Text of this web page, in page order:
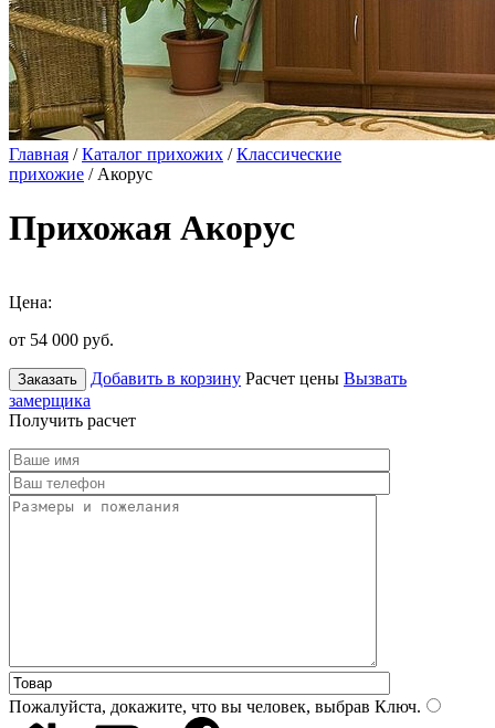
Главная /Каталог прихожих /Классические
прихожие / Акорус
Прихожая Акорус
Цена:
от 54 000 руб.
Заказать Добавить в корзину Расчет цены Вызвать
замерщика
Получить расчет
Пожалуйста, докажите, что вы человек, выбрав Ключ.